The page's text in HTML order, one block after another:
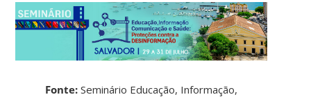
Fonte:Seminário Educação, Informação,